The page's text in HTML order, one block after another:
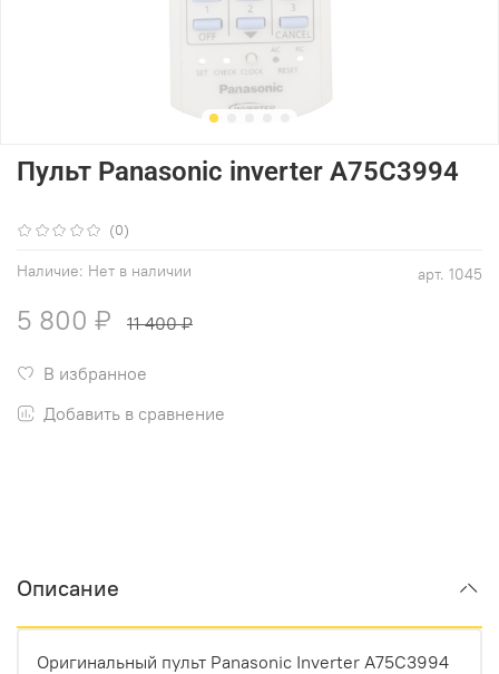
(0)
арт. 1045
Наличие: Нет в наличии
Пульт Panasonic inverter A75C3994
5 800 ₽ 11 400 ₽
В избранное
Добавить в сравнение
Описание
Оригинальный пульт Panasonic Inverter A75C3994